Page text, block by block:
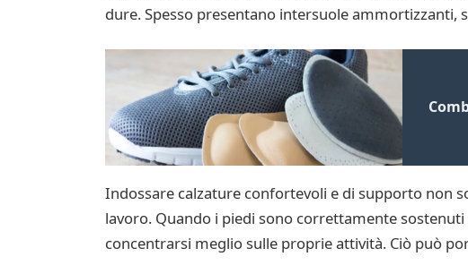
dure. Spesso presentano intersuole
Indossare calzature confortevoli e di supporto non
lavoro. Quando i piedi sono correttamente
concentrarsi meglio sulle proprie attività. Ciò può